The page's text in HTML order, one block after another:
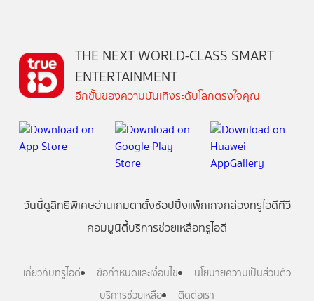
THE NEXT WORLD-CLASS SMART
ENTERTAINMENT
อีกขั้นของความบันเทิงระดับโลกตรงใจคุณ
วันนี้ดูสิทธิพิเศษอ่านเกมตาตั้งช้อปปิ้งแพ็กเกจกล่องทรูไอดีทีวี
คอมมูนิตี้บริการช่วยเหลือทรูไอดี
เกี่ยวกับทรูไอดี ข้อกำหนดและเงื่อนไข
นโยบายความเป็นส่วนตัว
บริการช่วยเหลือ
ติดต่อเรา